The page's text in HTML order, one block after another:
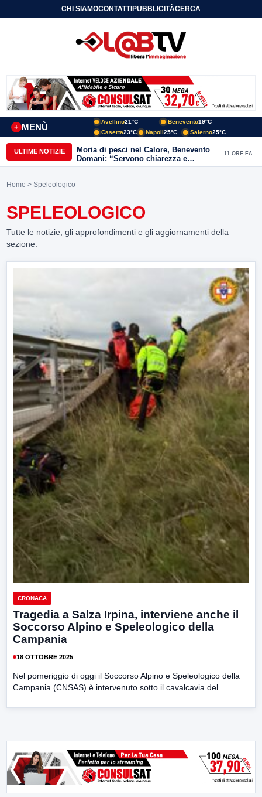
CHI SIAMOCONTATTIPUBBLICITÀCERCA
MENÙ
+
Avellino21°C Benevento19°C
Caserta23°C Napoli25°C Salerno25°C
ULTIME NOTIZIE
Moria di pesci nel Calore, Benevento
Domani: “Servono chiarezza e
approfondimenti sulla gestione
11 ORE FA
Home > Speleologico
SPELEOLOGICO
Tutte le notizie, gli approfondimenti e gli aggiornamenti della
sezione.
CRONACA
Tragedia a Salza Irpina, interviene anche il
Soccorso Alpino e Speleologico della
Campania
18 OTTOBRE 2025
Nel pomeriggio di oggi il Soccorso Alpino e Speleologico della
Campania (CNSAS) è intervenuto sotto il cavalcavia del...